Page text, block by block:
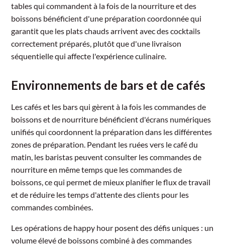
tables qui commandent à la fois de la nourriture et des
boissons bénéficient d'une préparation coordonnée qui
garantit que les plats chauds arrivent avec des cocktails
correctement préparés, plutôt que d'une livraison
séquentielle qui affecte l'expérience culinaire.
Environnements de bars et de cafés
Les cafés et les bars qui gèrent à la fois les commandes de
boissons et de nourriture bénéficient d'écrans numériques
unifiés qui coordonnent la préparation dans les différentes
zones de préparation. Pendant les ruées vers le café du
matin, les baristas peuvent consulter les commandes de
nourriture en même temps que les commandes de
boissons, ce qui permet de mieux planifier le flux de travail
et de réduire les temps d'attente des clients pour les
commandes combinées.
Les opérations de happy hour posent des défis uniques : un
volume élevé de boissons combiné à des commandes